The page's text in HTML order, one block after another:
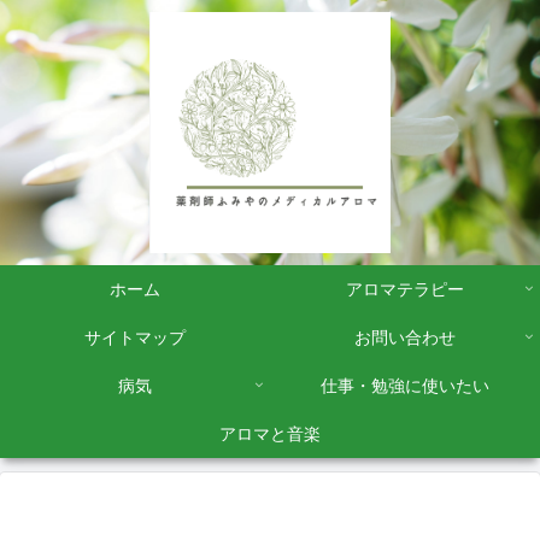
ホーム アロマテラピー
サイトマップ お問い合わせ
病気 仕事・勉強に使いたい
アロマと音楽